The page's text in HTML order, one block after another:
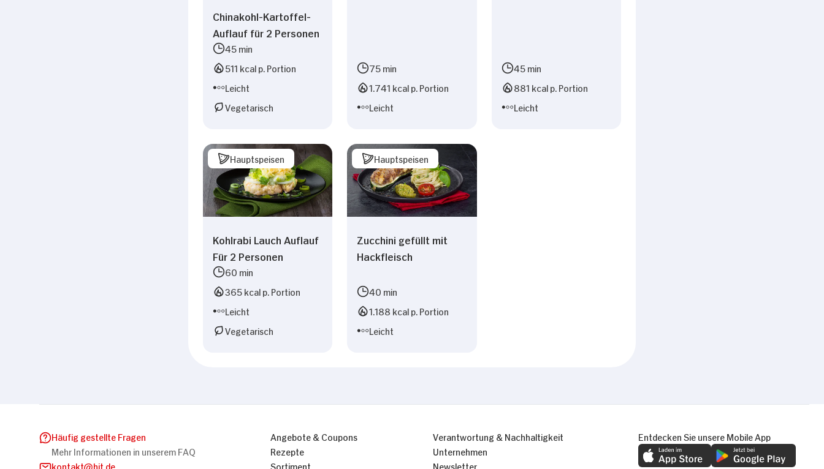
Chinakohl-Kartoffel-
Auflauf für 2 Personen
45 min
511 kcal p. Portion
Leicht
Vegetarisch
75 min
1.741 kcal p. Portion
Leicht
45 min
881 kcal p. Portion
Leicht
Hauptspeisen
Kohlrabi Lauch Auflauf
Für 2 Personen
60 min
365 kcal p. Portion
Leicht
Vegetarisch
Hauptspeisen
Zucchini gefüllt mit
Hackfleisch
40 min
1.188 kcal p. Portion
Leicht
Häufig gestellte Fragen
Mehr Informationen in unserem FAQ
kontakt
hit.de
Angebote & Coupons
Rezepte
Sortiment
Verantwortung & Nachhaltigkeit
Unternehmen
Newsletter
Entdecken Sie unsere Mobile App